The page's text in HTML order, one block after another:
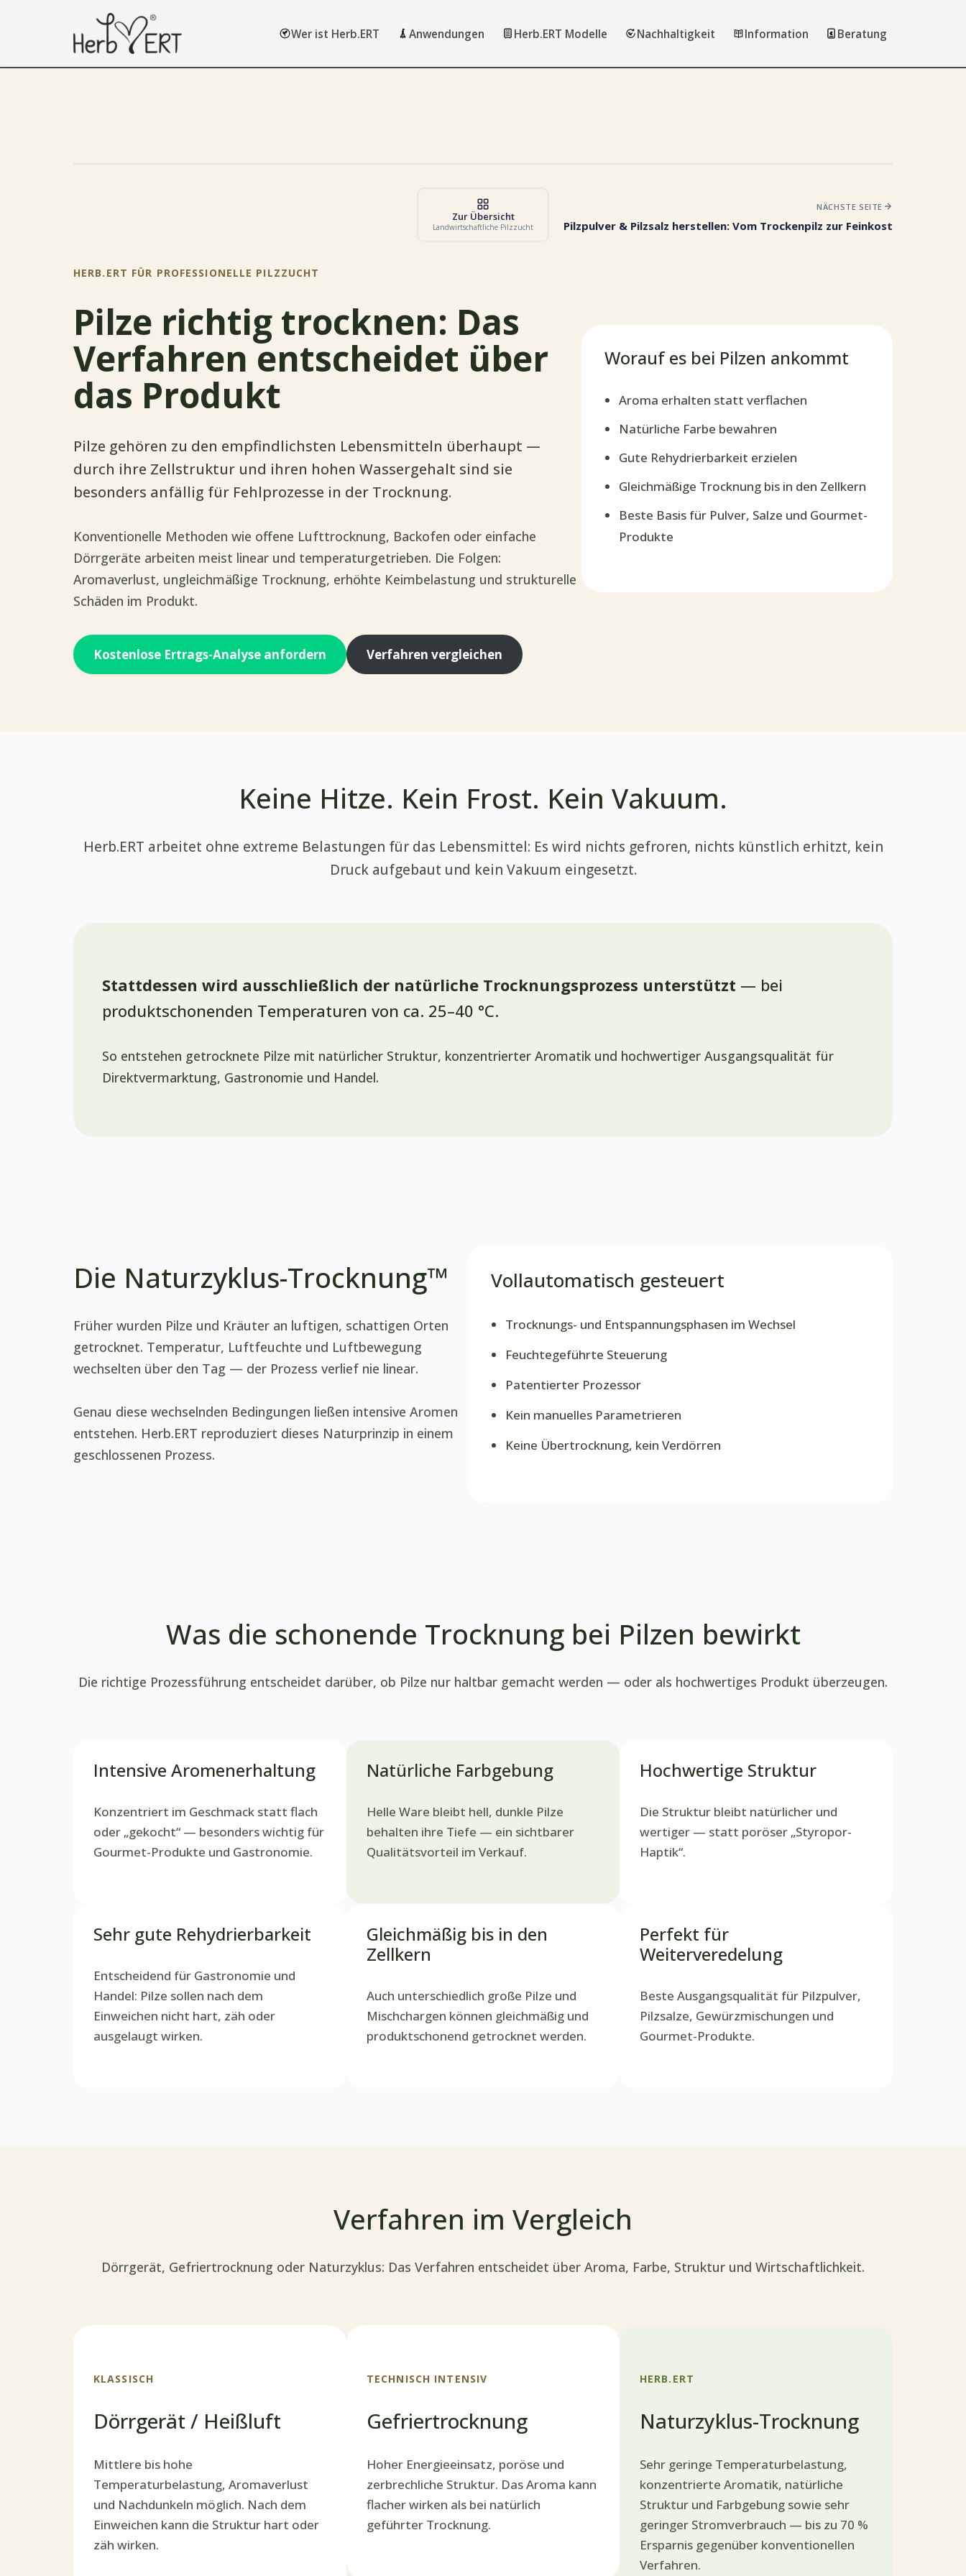
Wer ist Herb.ERT Anwendungen Herb.ERT Modelle Nachhaltigkeit Information Beratung
Zur Übersicht
Landwirtschaftliche Pilzzucht
NÄCHSTE SEITE
Pilzpulver & Pilzsalz herstellen: Vom Trockenpilz zur Feinkost
HERB.ERT FÜR PROFESSIONELLE PILZZUCHT
Pilze richtig trocknen: Das
Verfahren entscheidet über
das Produkt
Pilze gehören zu den empfindlichsten Lebensmitteln überhaupt —
durch ihre Zellstruktur und ihren hohen Wassergehalt sind sie
besonders anfällig für Fehlprozesse in der Trocknung.
Konventionelle Methoden wie offene Lufttrocknung, Backofen oder einfache
Dörrgeräte arbeiten meist linear und temperaturgetrieben. Die Folgen:
Aromaverlust, ungleichmäßige Trocknung, erhöhte Keimbelastung und strukturelle
Schäden im Produkt.
Kostenlose Ertrags-Analyse anfordern Verfahren vergleichen
Worauf es bei Pilzen ankommt
Aroma erhalten statt verflachen
Natürliche Farbe bewahren
Gute Rehydrierbarkeit erzielen
Gleichmäßige Trocknung bis in den Zellkern
Beste Basis für Pulver, Salze und Gourmet-
Produkte
Keine Hitze. Kein Frost. Kein Vakuum.
Herb.ERT arbeitet ohne extreme Belastungen für das Lebensmittel: Es wird nichts gefroren, nichts künstlich erhitzt, kein
Druck aufgebaut und kein Vakuum eingesetzt.
Stattdessen wird ausschließlich der natürliche Trocknungsprozess unterstützt — bei
produktschonenden Temperaturen von ca. 25–40 °C.
So entstehen getrocknete Pilze mit natürlicher Struktur, konzentrierter Aromatik und hochwertiger Ausgangsqualität für
Direktvermarktung, Gastronomie und Handel.
Die Naturzyklus-Trocknung™
Früher wurden Pilze und Kräuter an luftigen, schattigen Orten
getrocknet. Temperatur, Luftfeuchte und Luftbewegung
wechselten über den Tag — der Prozess verlief nie linear.
Genau diese wechselnden Bedingungen ließen intensive Aromen
entstehen. Herb.ERT reproduziert dieses Naturprinzip in einem
geschlossenen Prozess.
Vollautomatisch gesteuert
Trocknungs- und Entspannungsphasen im Wechsel
Feuchtegeführte Steuerung
Patentierter Prozessor
Kein manuelles Parametrieren
Keine Übertrocknung, kein Verdörren
Was die schonende Trocknung bei Pilzen bewirkt
Die richtige Prozessführung entscheidet darüber, ob Pilze nur haltbar gemacht werden — oder als hochwertiges Produkt überzeugen.
Intensive Aromenerhaltung
Konzentriert im Geschmack statt flach
oder „gekocht“ — besonders wichtig für
Gourmet-Produkte und Gastronomie.
Natürliche Farbgebung
Helle Ware bleibt hell, dunkle Pilze
behalten ihre Tiefe — ein sichtbarer
Qualitätsvorteil im Verkauf.
Hochwertige Struktur
Die Struktur bleibt natürlicher und
wertiger — statt poröser „Styropor-
Haptik“.
Sehr gute Rehydrierbarkeit
Entscheidend für Gastronomie und
Handel: Pilze sollen nach dem
Einweichen nicht hart, zäh oder
ausgelaugt wirken.
Gleichmäßig bis in den
Zellkern
Auch unterschiedlich große Pilze und
Mischchargen können gleichmäßig und
produktschonend getrocknet werden.
Perfekt für
Weiterveredelung
Beste Ausgangsqualität für Pilzpulver,
Pilzsalze, Gewürzmischungen und
Gourmet-Produkte.
Verfahren im Vergleich
Dörrgerät, Gefriertrocknung oder Naturzyklus: Das Verfahren entscheidet über Aroma, Farbe, Struktur und Wirtschaftlichkeit.
KLASSISCH
Dörrgerät / Heißluft
Mittlere bis hohe
Temperaturbelastung, Aromaverlust
und Nachdunkeln möglich. Nach dem
Einweichen kann die Struktur hart oder
zäh wirken.
TECHNISCH INTENSIV
Gefriertrocknung
Hoher Energieeinsatz, poröse und
zerbrechliche Struktur. Das Aroma kann
flacher wirken als bei natürlich
geführter Trocknung.
HERB.ERT
Naturzyklus-Trocknung
Sehr geringe Temperaturbelastung,
konzentrierte Aromatik, natürliche
Struktur und Farbgebung sowie sehr
geringer Stromverbrauch — bis zu 70 %
Ersparnis gegenüber konventionellen
Verfahren.